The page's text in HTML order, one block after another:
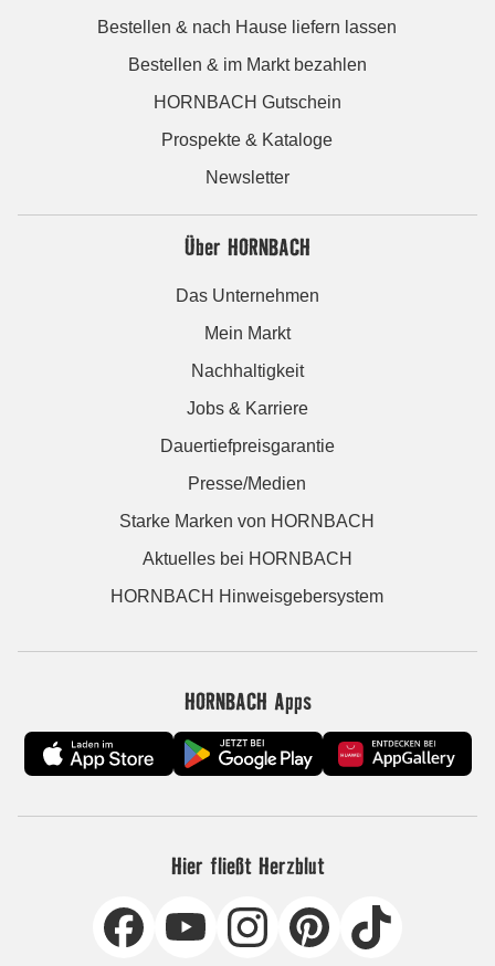
Bestellen & nach Hause liefern lassen
Bestellen & im Markt bezahlen
HORNBACH Gutschein
Prospekte & Kataloge
Newsletter
Über HORNBACH
Das Unternehmen
Mein Markt
Nachhaltigkeit
Jobs & Karriere
Dauertiefpreisgarantie
Presse/Medien
Starke Marken von HORNBACH
Aktuelles bei HORNBACH
HORNBACH Hinweisgebersystem
HORNBACH Apps
Hier fließt Herzblut